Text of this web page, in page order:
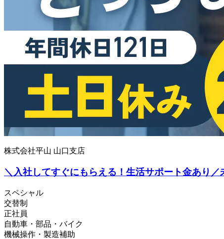
株式会社平山 山口支店
＼入社してすぐにもらえる！生活サポート金あり
スペシャル
交替制
正社員
自動車・部品・バイク
機械操作・製造補助